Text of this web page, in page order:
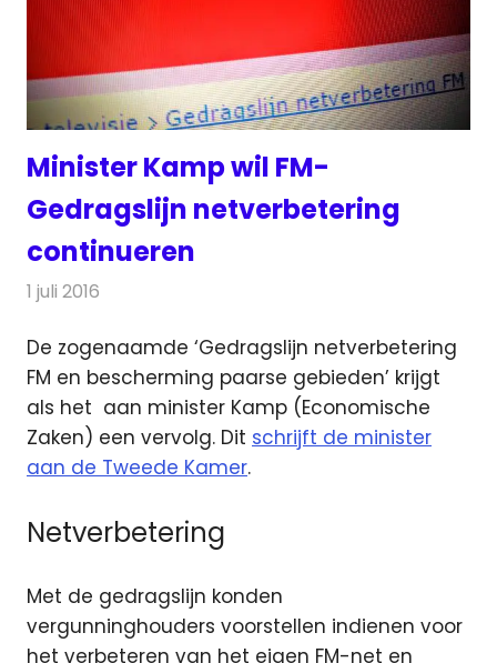
Minister Kamp wil FM-
Gedragslijn netverbetering
continueren
1 juli 2016
De zogenaamde ‘Gedragslijn netverbetering
FM en bescherming paarse gebieden’ krijgt
als het aan minister Kamp (Economische
Zaken) een vervolg. Dit schrijft de minister
aan de Tweede Kamer.
Netverbetering
Met de gedragslijn konden
vergunninghouders voorstellen indienen voor
het verbeteren van het eigen FM-net en